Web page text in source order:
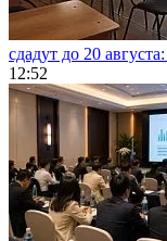
сдадут до 20
12:52